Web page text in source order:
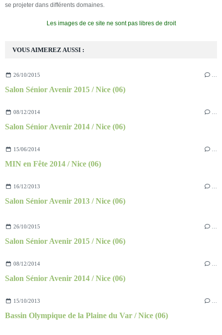
VOUS AIMEREZ AUSSI :
26/10/2015
Salon Sénior Avenir 2015 / Nice (06)
08/12/2014
Salon Sénior Avenir 2014 / Nice (06)
15/06/2014
MIN en Fête 2014 / Nice (06)
16/12/2013
Salon Sénior Avenir 2013 / Nice (06)
26/10/2015
Salon Sénior Avenir 2015 / Nice (06)
08/12/2014
Salon Sénior Avenir 2014 / Nice (06)
15/10/2013
Bassin Olympique de la Plaine du Var / Nice (06)
se projeter dans différents domaines.
Les images de ce site ne sont pas libres de droit